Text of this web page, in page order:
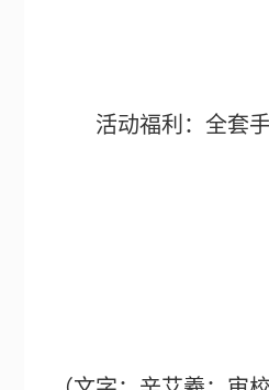
活动福利：全套